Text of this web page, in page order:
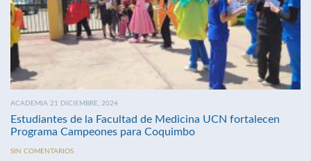
ACADEMIA 21 DICIEMBRE, 2024
Estudiantes de la Facultad de Medicina UCN fortalecen
Programa Campeones para Coquimbo
SIN COMENTARIOS